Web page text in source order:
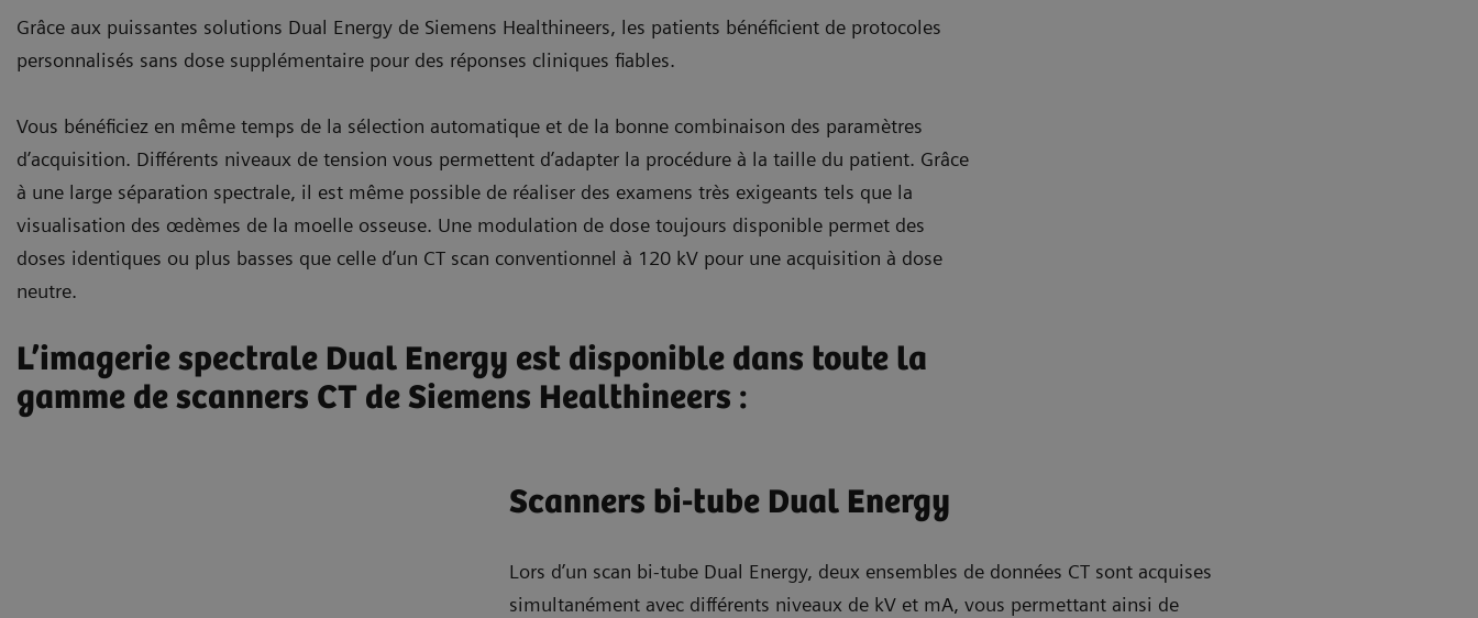
Grâce aux puissantes solutions Dual Energy de Siemens Healthineers, les patients bénéficient de protocoles
personnalisés sans dose supplémentaire pour des réponses cliniques fiables.
Vous bénéficiez en même temps de la sélection automatique et de la bonne combinaison des paramètres
d’acquisition. Différents niveaux de tension vous permettent d’adapter la procédure à la taille du patient. Grâce
à une large séparation spectrale, il est même possible de réaliser des examens très exigeants tels que la
visualisation des œdèmes de la moelle osseuse. Une modulation de dose toujours disponible permet des
doses identiques ou plus basses que celle d’un CT scan conventionnel à 120 kV pour une acquisition à dose
neutre.
L’imagerie spectrale Dual Energy est disponible dans toute la
gamme de scanners CT de Siemens Healthineers :
Scanners bi-tube Dual Energy
Lors d’un scan bi-tube Dual Energy, deux ensembles de données CT sont acquises
simultanément avec différents niveaux de kV et mA, vous permettant ainsi de